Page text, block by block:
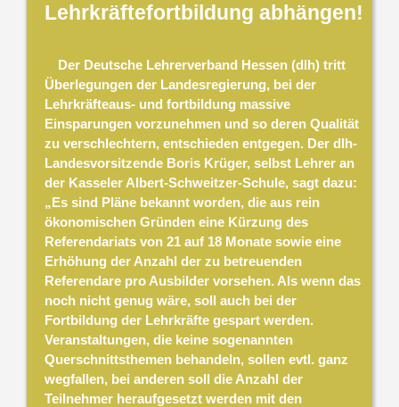
Lehrkräftefortbildung abhängen!
Der Deutsche Lehrerverband Hessen (dlh) tritt
Überlegungen der Landesregierung, bei der
Lehrkräfteaus- und fortbildung massive
Einsparungen vorzunehmen und so deren Qualität
zu verschlechtern, entschieden entgegen. Der dlh-
Landesvorsitzende Boris Krüger, selbst Lehrer an
der Kasseler Albert-Schweitzer-Schule, sagt dazu:
„Es sind Pläne bekannt worden, die aus rein
ökonomischen Gründen eine Kürzung des
Referendariats von 21 auf 18 Monate sowie eine
Erhöhung der Anzahl der zu betreuenden
Referendare pro Ausbilder vorsehen. Als wenn das
noch nicht genug wäre, soll auch bei der
Fortbildung der Lehrkräfte gespart werden.
Veranstaltungen, die keine sogenannten
Querschnittsthemen behandeln, sollen evtl. ganz
wegfallen, bei anderen soll die Anzahl der
Teilnehmer heraufgesetzt werden mit den